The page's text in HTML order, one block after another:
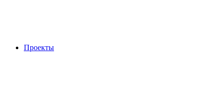
Проекты